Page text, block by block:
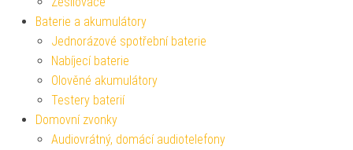
Baterie a akumulátory
Jednorázové spotřební baterie
Nabíjecí baterie
Olověné akumulátory
Testery baterií
Domovní zvonky
Audiovrátný, domácí audiotelefony